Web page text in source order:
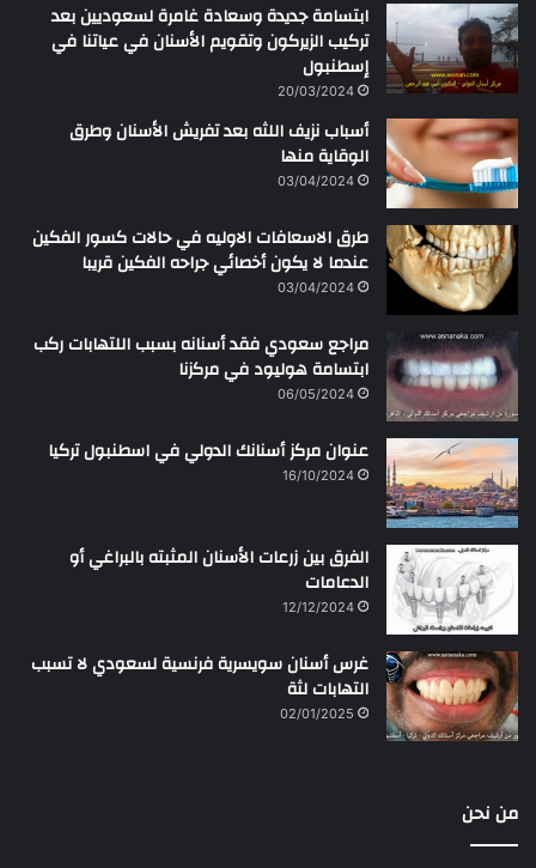
ابتسامة جديدة وسعادة غامرة لسعوديين بعد
تركيب الزيركون وتقويم الأسنان في عياتنا في
إسطنبول
20/03/2024
أسباب نزيف اللثه بعد تفريش الأسنان وطرق
الوقاية منها
03/04/2024
طرق الاسعافات الاوليه في حالات كسور الفكين
عندما لا يكون أخصائي جراحه الفكين قريبا
03/04/2024
مراجع سعودي فقد أسنانه بسبب اللتهابات ركب
ابتسامة هوليود في مركزنا
06/05/2024
عنوان مركز أسنانك الدولي في اسطنبول تركيا
16/10/2024
الفرق بين زرعات الأسنان المثبته بالبراغي أو
الدعامات
12/12/2024
غرس أسنان سويسرية فرنسية لسعودي لا تسبب
التهابات لثة
02/01/2025
من نحن